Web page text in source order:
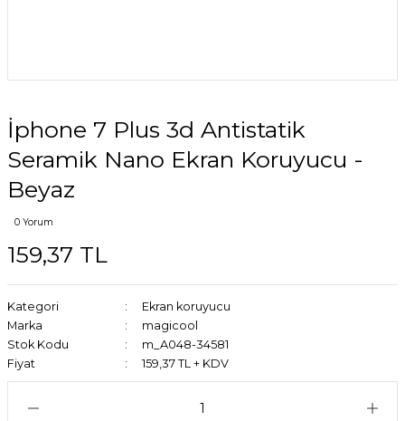
İphone 7 Plus 3d Antistatik
Seramik Nano Ekran Koruyucu -
Beyaz
0 Yorum
159,37 TL
Kategori
Ekran koruyucu
Marka
magicool
Stok Kodu
m_A048-34581
Fiyat
159,37 TL + KDV